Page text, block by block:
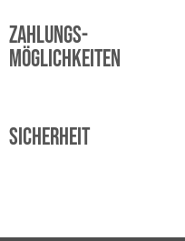
Zahlungs-
möglichkeiten
Sicherheit